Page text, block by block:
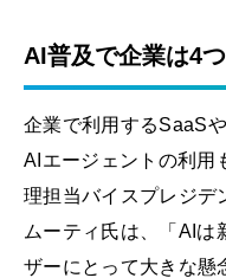
AI普及で企業は4
企業で利用するSaaS
AIエージェントの利用
理担当バイスプレジデ
ムーティ氏は、「AIは
ザーにとって大きな懸